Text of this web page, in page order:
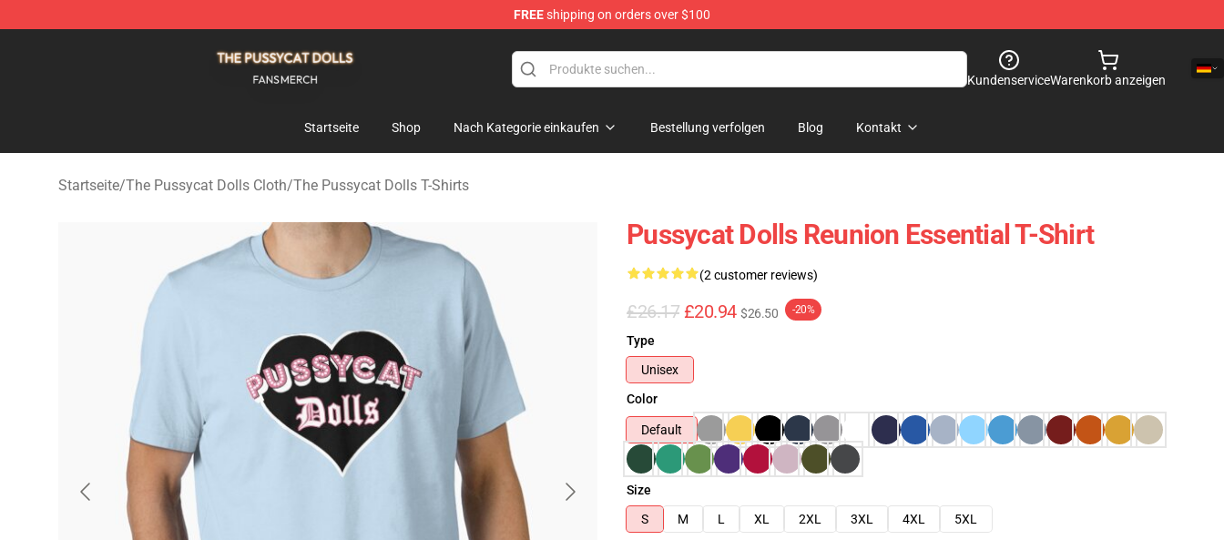
FREEshipping on orders over $100
KundenserviceWarenkorb anzeigen
Startseite Shop Nach Kategorie einkaufen Bestellung verfolgen Blog Kontakt
Startseite/The Pussycat Dolls Cloth/The Pussycat Dolls T-Shirts
Pussycat Dolls Reunion Essential T-Shirt
(2 customer reviews)
£26.17 £20.94 $26.50 -20%
Type
Unisex
Color
Default
Size
S
M L XL 2XL 3XL 4XL
5XL